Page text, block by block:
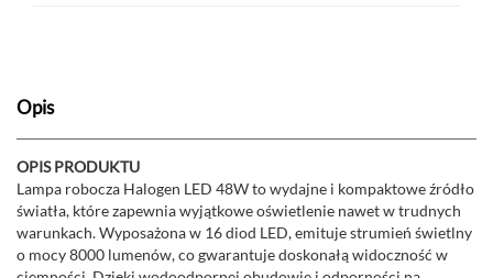
Opis
OPIS PRODUKTU
Lampa robocza Halogen LED 48W to wydajne i kompaktowe źródło
światła, które zapewnia wyjątkowe oświetlenie nawet w trudnych
warunkach. Wyposażona w 16 diod LED, emituje strumień świetlny
o mocy 8000 lumenów, co gwarantuje doskonałą widoczność w